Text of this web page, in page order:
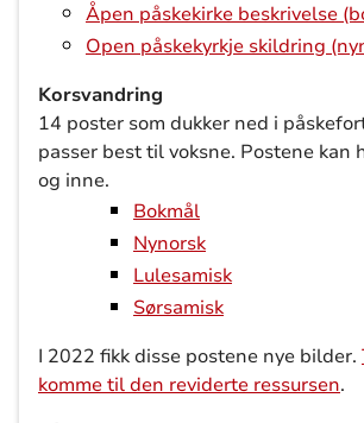
Åpen påskekirke beskrivelse
Open påskekyrkje skildring
Korsvandring
14 poster som dukker ned i
passer best til voksne. Postene kan
og inne.
Bokmål
Nynorsk
Lulesamisk
Sørsamisk
I 2022 fikk disse postene nye bilder.
komme til den reviderte ressursen.